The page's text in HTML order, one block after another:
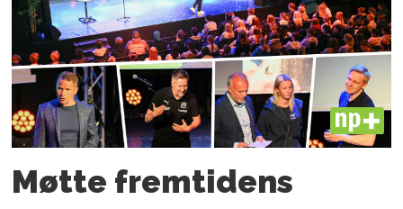
PLUS
Møtte fremtidens